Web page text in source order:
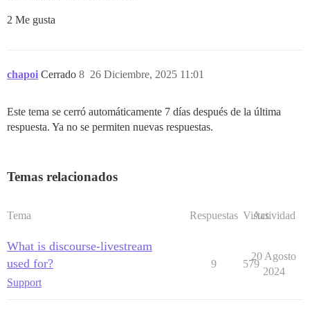
2 Me gusta
chapoi Cerrado 26 Diciembre, 2025 11:01
8
Este tema se cerró automáticamente 7 días después de la última
respuesta. Ya no se permiten nuevas respuestas.
Temas relacionados
Tema Respuestas Vistas
Actividad
What is discourse-livestream
used for?
Support
9 579
20 Agosto
2024